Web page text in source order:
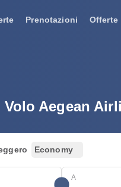
Prenotazioni Offerte
Volo Aegean
Economy
A